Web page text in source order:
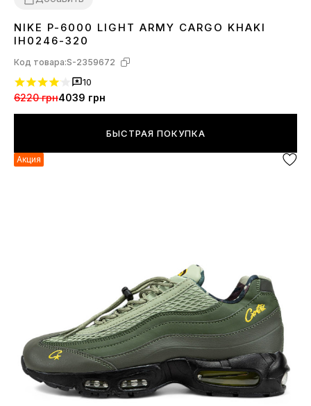
4041 42434445
NIKE P-6000 LIGHT ARMY CARGO KHAKI
IH0246-320
Код товара:S-2359672
10
6220 грн4039 грн
БЫСТРАЯ ПОКУПКА
Акция